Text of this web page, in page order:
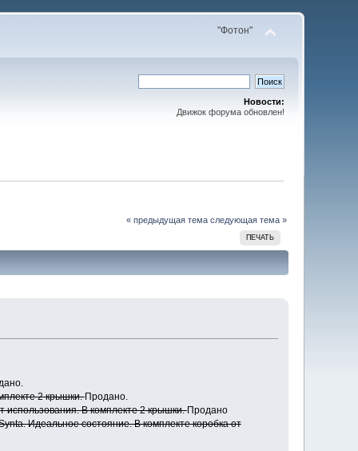
"Фотон"
Новости:
Движок форума обновлен!
« предыдущая тема следующая тема »
ПЕЧАТЬ
2 крышки.Продано.
использования. В комплекте 2 крышки.Продано
Идеальное состояние. В комплекте коробка от